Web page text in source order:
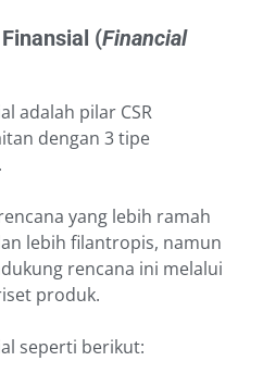
(Financial
adalah pilar CSR
dengan 3 tipe
yang lebih ramah
lebih filantropis, namun
rencana ini melalui
produk.
seperti berikut: